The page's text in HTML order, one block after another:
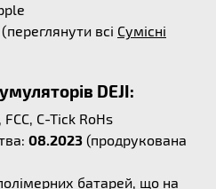
(переглянути всі Сумісні
DEJI:
FCC, C-Tick RoHs
08.2023 (продрукована
батарей, що на